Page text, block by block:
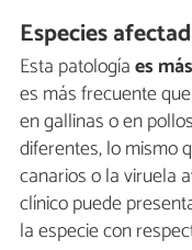
Especies
Esta patologíaes
es más frecuente
en gallinas o en
diferentes, lo mismo
canarios o la viruela
clínico puede
la especie con